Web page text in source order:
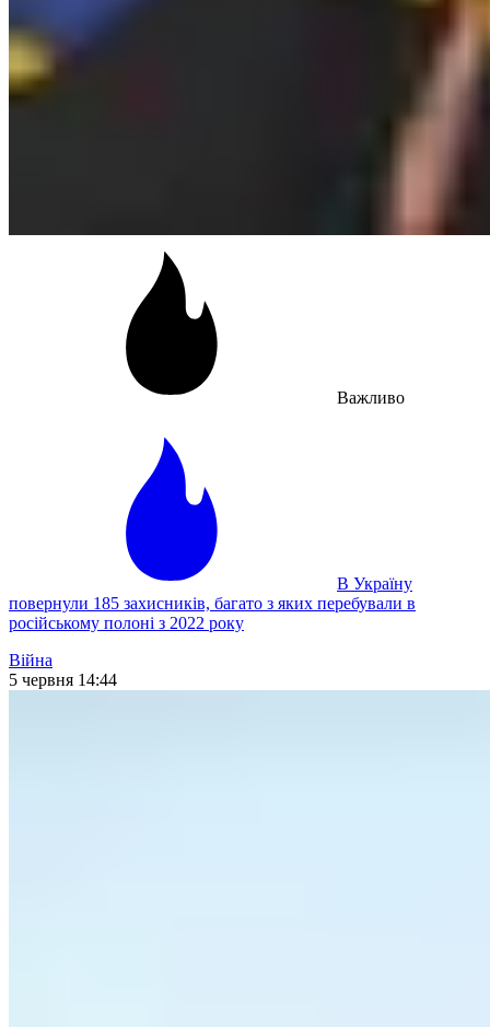
Важливо
В Україну
повернули 185 захисників, багато з яких перебували в
російському полоні з 2022 року
Війна
5 червня 14:44